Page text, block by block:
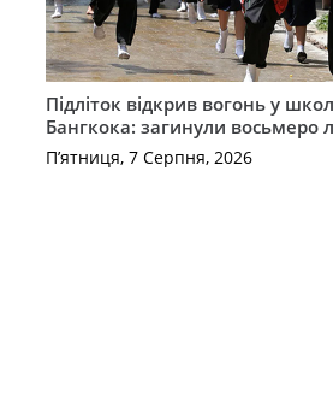
Підліток відкрив вогонь у
Бангкока: загинули восьмеро
П’ятниця, 7 Серпня, 2026